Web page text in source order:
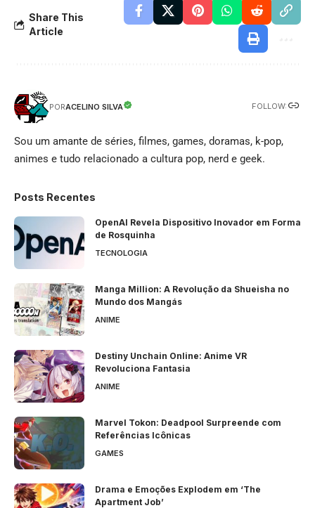
Share This
Article
PORACELINO SILVA FOLLOW:
Sou um amante de séries, filmes, games, doramas, k-pop,
animes e tudo relacionado a cultura pop, nerd e geek.
Posts Recentes
OpenAI Revela Dispositivo Inovador em Forma
de Rosquinha
TECNOLOGIA
Manga Million: A Revolução da Shueisha no
Mundo dos Mangás
ANIME
Destiny Unchain Online: Anime VR
Revoluciona Fantasia
ANIME
Marvel Tokon: Deadpool Surpreende com
Referências Icônicas
GAMES
Drama e Emoções Explodem em ‘The
Apartment Job’